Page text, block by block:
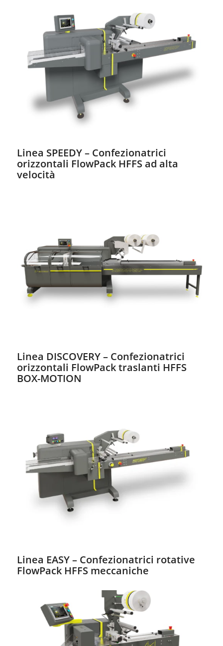
Linea SPEEDY – Confezionatrici
orizzontali FlowPack HFFS ad alta
velocità
Linea DISCOVERY – Confezionatrici
orizzontali FlowPack traslanti HFFS
BOX-MOTION
Linea EASY – Confezionatrici rotative
FlowPack HFFS meccaniche